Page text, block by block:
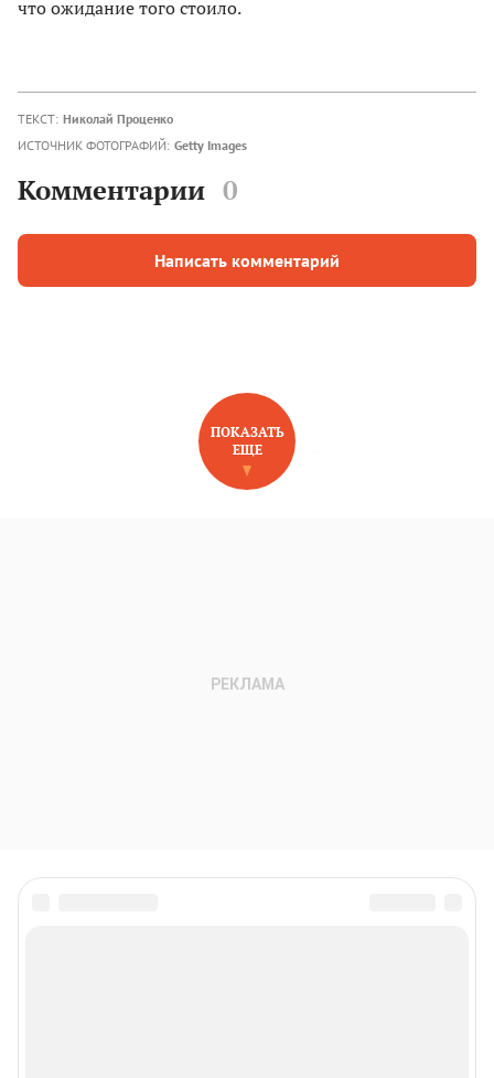
что ожидание того стоило.
ТЕКСТ: Николай Проценко
ИСТОЧНИК ФОТОГРАФИЙ: Getty Images
Комментарии 0
Написать комментарий
НОВОЕ НА САЙТЕ
ПОКАЗАТЬ
ЕЩЕ